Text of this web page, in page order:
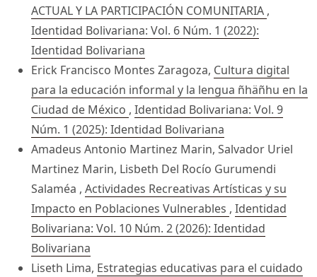
ACTUAL Y LA PARTICIPACIÓN COMUNITARIA ,
Identidad Bolivariana: Vol. 6 Núm. 1 (2022):
Identidad Bolivariana
Erick Francisco Montes Zaragoza, Cultura digital
para la educación informal y la lengua ñhäñhu en la
Ciudad de México , Identidad Bolivariana: Vol. 9
Núm. 1 (2025): Identidad Bolivariana
Amadeus Antonio Martinez Marin, Salvador Uriel
Martinez Marin, Lisbeth Del Rocío Gurumendi
Salaméa , Actividades Recreativas Artísticas y su
Impacto en Poblaciones Vulnerables , Identidad
Bolivariana: Vol. 10 Núm. 2 (2026): Identidad
Bolivariana
Liseth Lima, Estrategias educativas para el cuidado